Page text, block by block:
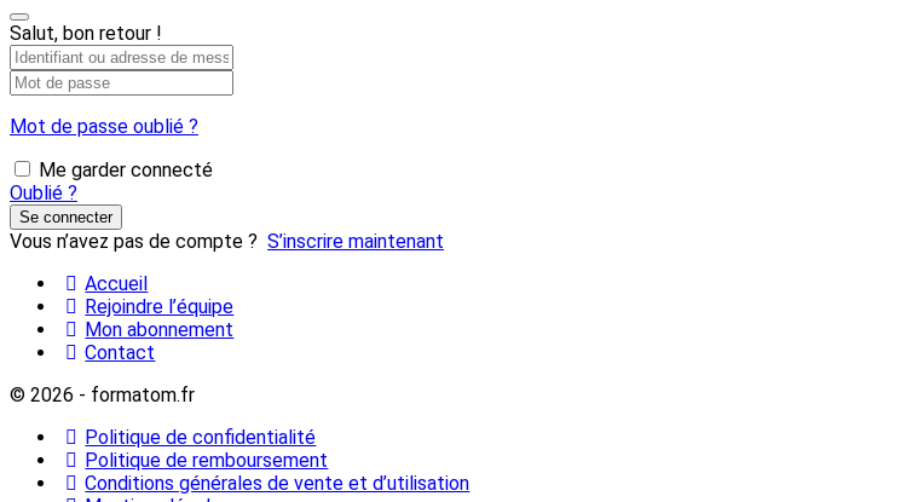
Salut, bon retour !
Mot de passe oublié ?
Me garder connecté
Oublié ?
Se connecter
Vous n’avez pas de compte ? S’inscrire maintenant
Accueil
Rejoindre l’équipe
Mon abonnement
Contact
© 2026 - formatom.fr
Politique de confidentialité
Politique de remboursement
Conditions générales de vente et d’utilisation